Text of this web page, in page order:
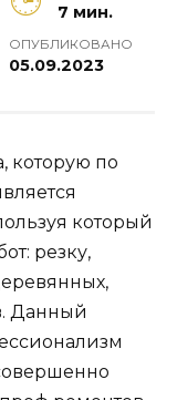
7 мин.
ОПУБЛИКОВАНО
05.09.2023
которую по
который
резку,
Данный